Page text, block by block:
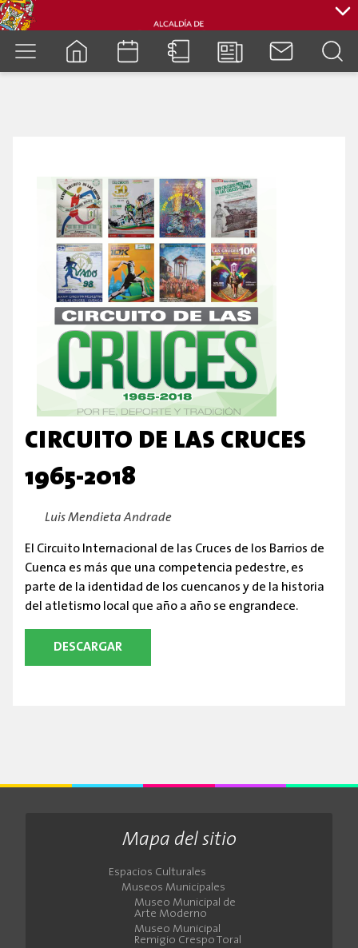
CIRCUITO DE LAS CRUCES
1965-2018
Luis Mendieta Andrade
El Circuito Internacional de las Cruces de los Barrios de
Cuenca es más que una competencia pedestre, es
parte de la identidad de los cuencanos y de la historia
del atletismo local que año a año se engrandece.
DESCARGAR
Mapa del sitio
Espacios Culturales
Museos Municipales
Museo Municipal de
Arte Moderno
Museo Municipal
Remigio Crespo Toral